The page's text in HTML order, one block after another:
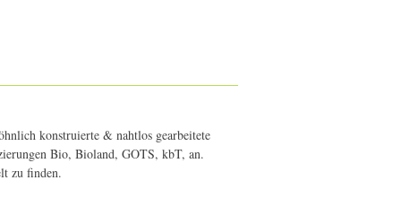
konstruierte & nahtlos gearbeitete
Bio, Bioland, GOTS, kbT, an.
zu finden.